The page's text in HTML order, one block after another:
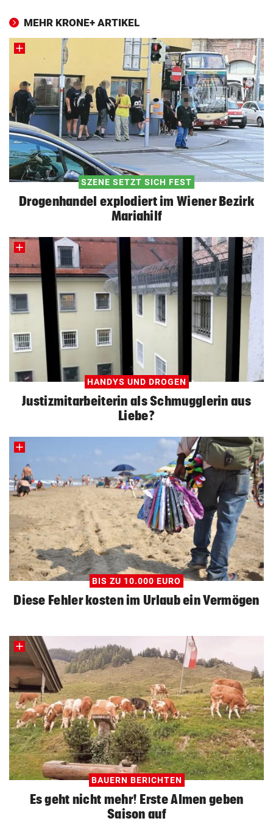
MEHR KRONE+ ARTIKEL
SZENE SETZT SICH FEST
Drogenhandel explodiert im Wiener Bezirk
Mariahilf
HANDYS UND DROGEN
Justizmitarbeiterin als Schmugglerin aus
Liebe?
BIS ZU 10.000 EURO
Diese Fehler kosten im Urlaub ein Vermögen
BAUERN BERICHTEN
Es geht nicht mehr! Erste Almen geben
Saison auf